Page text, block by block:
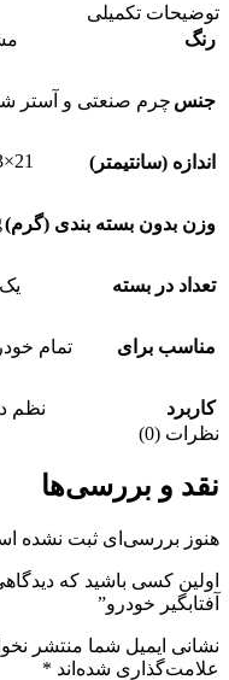
توضیحات تکمیلی
رنگ
جنس چرم صنعتی و آستر
اندازه (سانتیمتر) 21×13×2
وزن بدون بسته بندی (گرم)
تعداد در بسته
مناسب برای تمام
کاربرد
نظم
نظرات (0)
نقد و بررسی‌ها
هنوز بررسی‌ای ثبت نشده
اولین کسی باشید که
آفتابگیر خودرو”
نشانی ایمیل شما منتشر
علامت‌گذاری شده‌اند *